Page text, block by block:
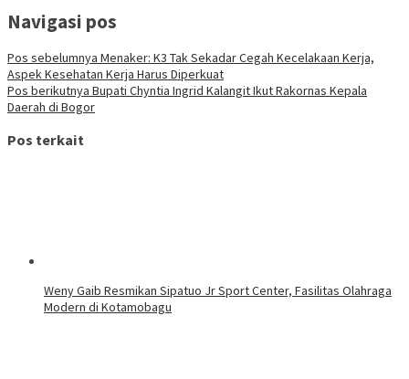
Navigasi pos
Pos sebelumnya Menaker: K3 Tak Sekadar Cegah Kecelakaan Kerja,
Aspek Kesehatan Kerja Harus Diperkuat
Pos berikutnya Bupati Chyntia Ingrid Kalangit Ikut Rakornas Kepala
Daerah di Bogor
Pos terkait
Weny Gaib Resmikan Sipatuo Jr Sport Center, Fasilitas Olahraga
Modern di Kotamobagu